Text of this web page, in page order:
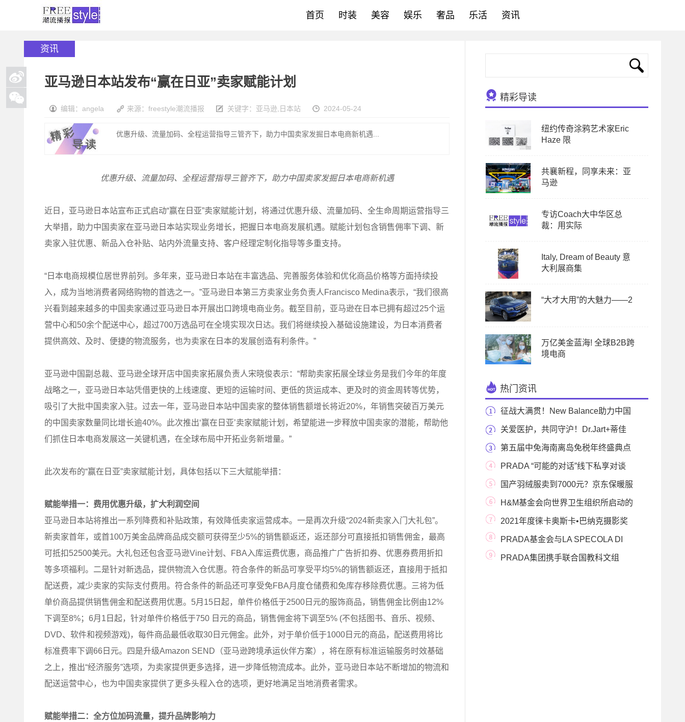
首页 时装 美容 娱乐 奢品 乐活 资讯
资讯
亚马逊日本站发布“赢在日亚”卖家赋能计划
编辑：angela 来源：freestyle潮流播报 关键字： 亚马逊 日本站 2024-05-24
优惠升级、流量加码、全程运营指导三管齐下，助力中国卖家发掘日本电商新机遇...
优惠升级、流量加码、全程运营指导三管齐下，助力中国卖家发掘日本电商新机遇
近日，亚马逊日本站宣布正式启动“赢在日亚”卖家赋能计划，将通过优惠升级、流量加码、全生命周期运营指导三
大举措，助力中国卖家在亚马逊日本站实现业务增长，把握日本电商发展机遇。赋能计划包含销售佣率下调、新
卖家入驻优惠、新品入仓补贴、站内外流量支持、客户经理定制化指导等多重支持。
“日本电商规模位居世界前列。多年来，亚马逊日本站在丰富选品、完善服务体验和优化商品价格等方面持续投
入，成为当地消费者网络购物的首选之一。”亚马逊日本第三方卖家业务负责人Francisco Medina表示，“我们很高
兴看到越来越多的中国卖家通过亚马逊日本开展出口跨境电商业务。截至目前，亚马逊在日本已拥有超过25个运
营中心和50余个配送中心，超过700万选品可在全境实现次日达。我们将继续投入基础设施建设，为日本消费者
提供高效、及时、便捷的物流服务，也为卖家在日本的发展创造有利条件。”
亚马逊中国副总裁、亚马逊全球开店中国卖家拓展负责人宋晓俊表示：“帮助卖家拓展全球业务是我们今年的年度
战略之一，亚马逊日本站凭借更快的上线速度、更短的运输时间、更低的货运成本、更及时的资金周转等优势，
吸引了大批中国卖家入驻。过去一年，亚马逊日本站中国卖家的整体销售额增长将近20%，年销售突破百万美元
的中国卖家数量同比增长逾40%。此次推出‘赢在日亚’卖家赋能计划，希望能进一步释放中国卖家的潜能，帮助他
们抓住日本电商发展这一关键机遇，在全球布局中开拓业务新增量。”
此次发布的“赢在日亚”卖家赋能计划，具体包括以下三大赋能举措：
赋能举措一：费用优惠升级，扩大利润空间
亚马逊日本站将推出一系列降费和补贴政策，有效降低卖家运营成本。一是再次升级“2024新卖家入门大礼包”。
新卖家首年，或首100万美金品牌商品成交额可获得至少5%的销售额返还，返还部分可直接抵扣销售佣金，最高
可抵扣52500美元。大礼包还包含亚马逊Vine计划、FBA入库运费优惠，商品推广广告折扣券、优惠券费用折扣
等多项福利。二是针对新选品，提供物流入仓优惠。符合条件的新品可享受平均5%的销售额返还，直接用于抵扣
配送费，减少卖家的实际支付费用。符合条件的新品还可享受免FBA月度仓储费和免库存移除费优惠。三将为低
单价商品提供销售佣金和配送费用优惠。5月15日起，单件价格低于2500日元的服饰商品，销售佣金比例由12%
下调至8%；6月1日起，针对单件价格低于750 日元的商品，销售佣金将下调至5% (不包括图书、音乐、视频、
DVD、软件和视频游戏)，每件商品最低收取30日元佣金。此外，对于单价低于1000日元的商品，配送费用将比
标准费率下调66日元。四是升级Amazon SEND（亚马逊跨境承运伙伴方案），将在原有标准运输服务时效基础
之上，推出“经济服务”选项，为卖家提供更多选择，进一步降低物流成本。此外，亚马逊日本站不断增加的物流和
配送运营中心，也为中国卖家提供了更多头程入仓的选项，更好地满足当地消费者需求。
赋能举措二：全方位加码流量，提升品牌影响力
精彩导读
纽约传奇涂鸦艺术家Eric
Haze 限
共襄新程，同享未来：亚
马逊
专访Coach大中华区总
裁：用实际
Italy, Dream of Beauty 意
大利展商集
“大才大用”的大魅力——2
万亿美金蓝海! 全球B2B跨
境电商
热门资讯
征战大满贯！New Balance助力中国
跑者在2023 TCS 纽约
关爱医护，共同守沪！Dr.Jart+蒂佳
婷向上海新国际
第五届中免海南离岛免税年终盛典点
燃冬季消费
PRADA “可能的对话”线下私享对谈
当代世界的多
国产羽绒服卖到7000元？京东保暖服
饰品类日高品
H&M基金会向世界卫生组织所启动的
新冠肺炎团
2021年度徕卡奥斯卡•巴纳克摄影奖
入围名单现已
PRADA基金会与LA SPECOLA DI
FIRENZE博物馆及电影导演
PRADA集团携手联合国教科文组